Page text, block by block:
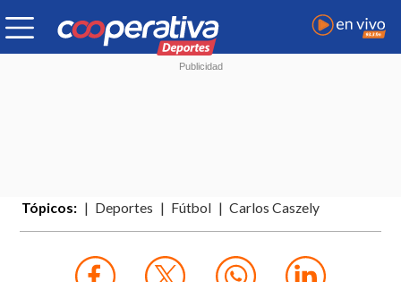
Tópicos: Deportes Fútbol Carlos Caszely